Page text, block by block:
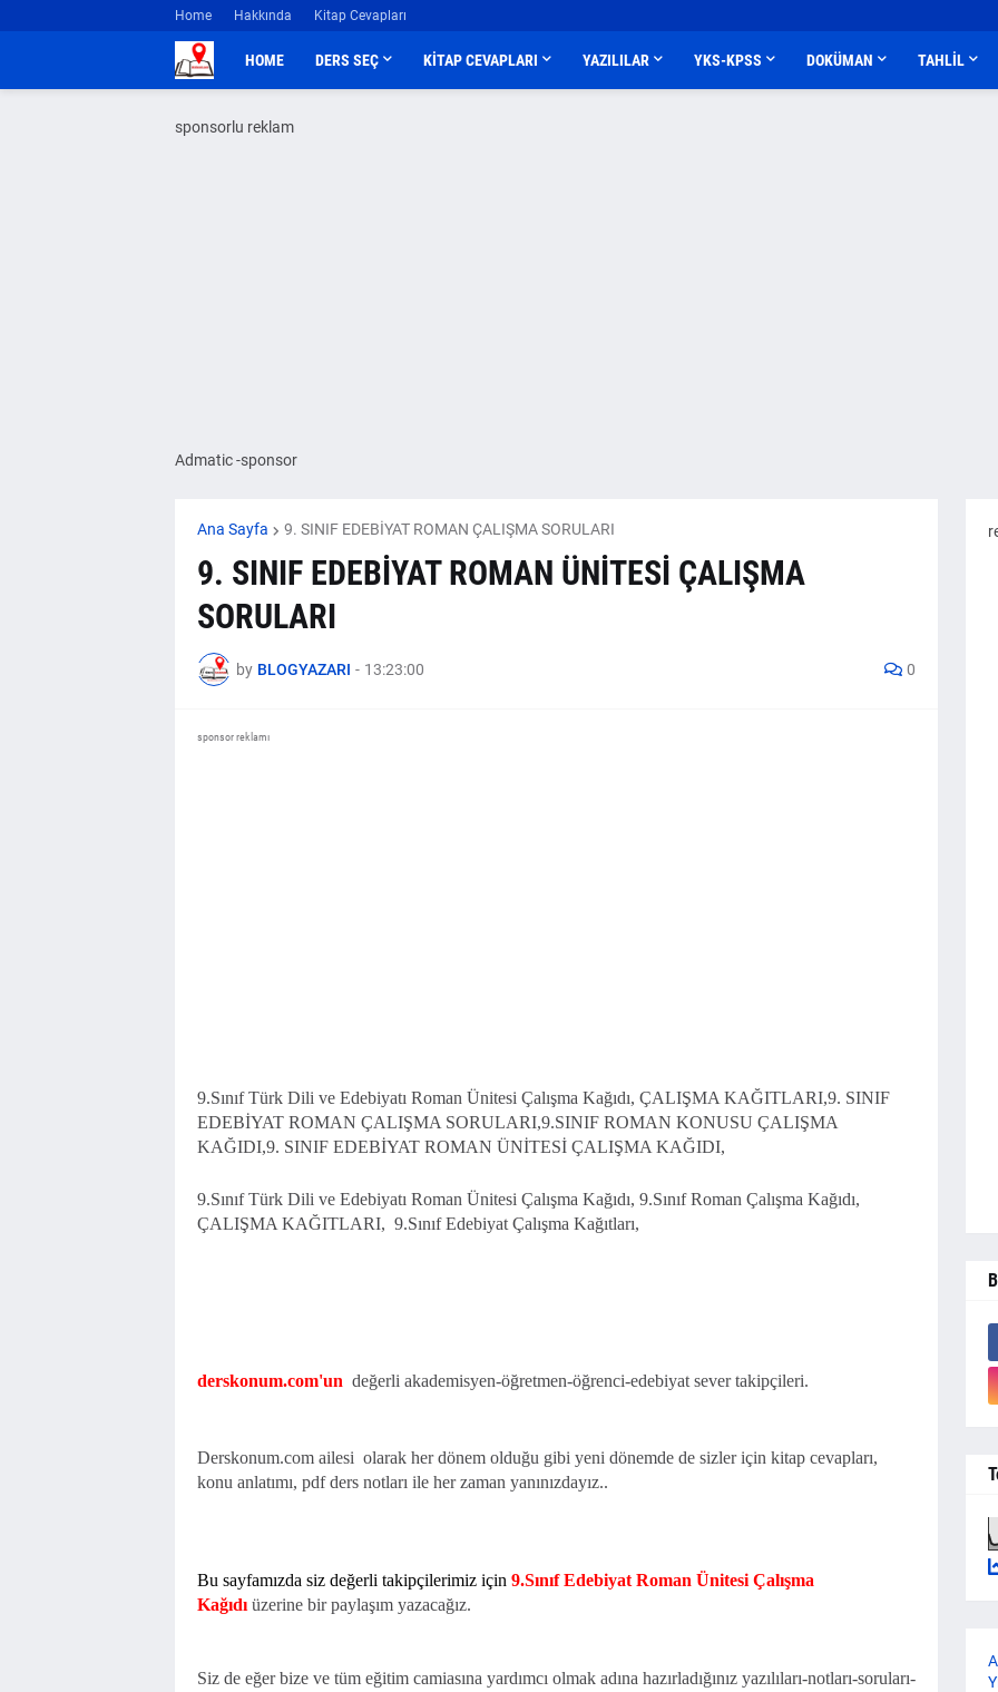
Home Hakkında Kitap Cevapları
HOME DERS SEÇ KİTAP CEVAPLARI YAZILILAR YKS-KPSS DOKÜMAN TAHLİL
sponsorlu reklam
Admatic -sponsor
Ana Sayfa 9. SINIF EDEBİYAT ROMAN ÇALIŞMA SORULARI
9. SINIF EDEBİYAT ROMAN ÜNİTESİ ÇALIŞMA
SORULARI
by BLOGYAZARI - 13:23:00 0
sponsor reklamı
9.Sınıf Türk Dili ve Edebiyatı Roman Ünitesi Çalışma Kağıdı, ÇALIŞMA KAĞITLARI,9. SINIF
EDEBİYAT ROMAN ÇALIŞMA SORULARI,9.SINIF ROMAN KONUSU ÇALIŞMA
KAĞIDI,9. SINIF EDEBİYAT ROMAN ÜNİTESİ ÇALIŞMA KAĞIDI,
9.Sınıf Türk Dili ve Edebiyatı Roman Ünitesi Çalışma Kağıdı, 9.Sınıf Roman Çalışma Kağıdı,
ÇALIŞMA KAĞITLARI, 9.Sınıf Edebiyat Çalışma Kağıtları,
derskonum.com'un değerli akademisyen-öğretmen-öğrenci-edebiyat sever takipçileri.
Derskonum.com ailesi olarak her dönem olduğu gibi yeni dönemde de sizler için kitap cevapları,
konu anlatımı, pdf ders notları ile her zaman yanınızdayız..
Bu sayfamızda siz değerli takipçilerimiz için 9.Sınıf Edebiyat Roman Ünitesi Çalışma
Kağıdı üzerine bir paylaşım yazacağız.
Siz de eğer bize ve tüm eğitim camiasına yardımcı olmak adına hazırladığınız yazılıları-notları-soruları-